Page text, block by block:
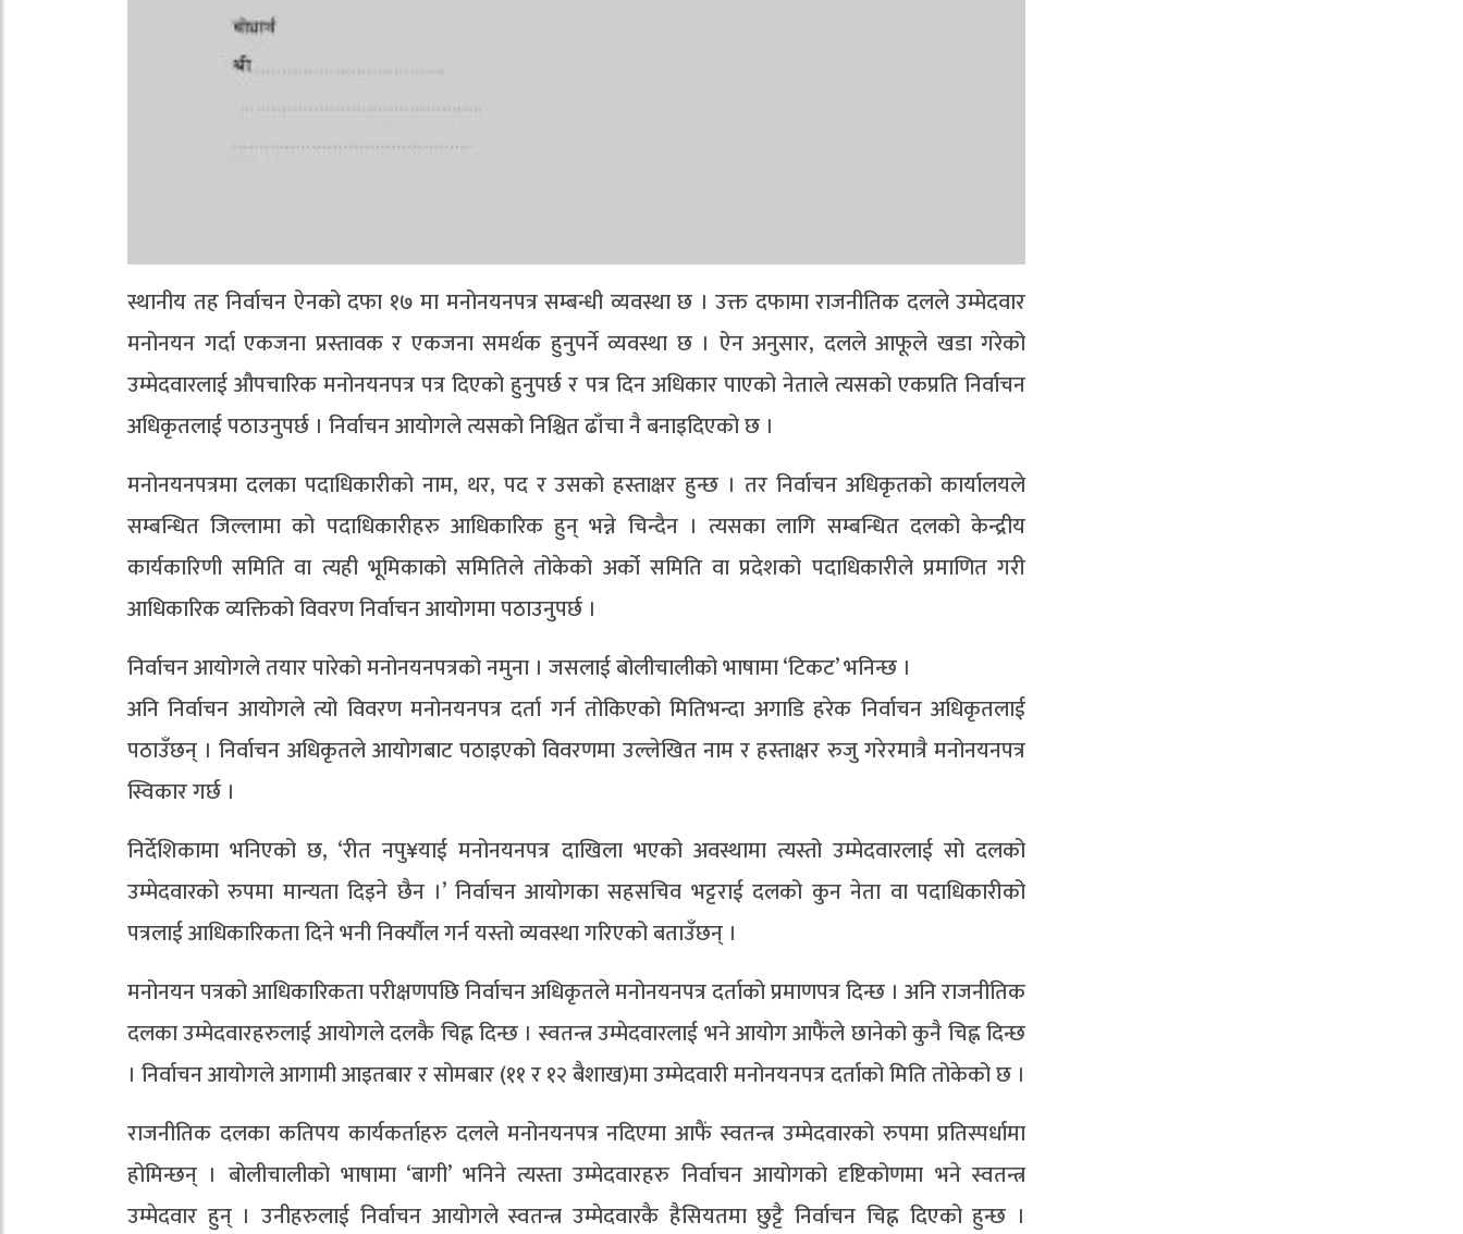
स्थानीय तह निर्वाचन ऐनको दफा १७ मा मनोनयनपत्र सम्बन्धी व्यवस्था छ । उक्त दफामा राजनीतिक दलले उम्मेदवार
मनोनयन गर्दा एकजना प्रस्तावक र एकजना समर्थक हुनुपर्ने व्यवस्था छ । ऐन अनुसार, दलले आफूले खडा गरेको
उम्मेदवारलाई औपचारिक मनोनयनपत्र पत्र दिएको हुनुपर्छ र पत्र दिन अधिकार पाएको नेताले त्यसको एकप्रति निर्वाचन
अधिकृतलाई पठाउनुपर्छ । निर्वाचन आयोगले त्यसको निश्चित ढाँचा नै बनाइदिएको छ ।
मनोनयनपत्रमा दलका पदाधिकारीको नाम, थर, पद र उसको हस्ताक्षर हुन्छ । तर निर्वाचन अधिकृतको कार्यालयले
सम्बन्धित जिल्लामा को पदाधिकारीहरु आधिकारिक हुन् भन्ने चिन्दैन । त्यसका लागि सम्बन्धित दलको केन्द्रीय
कार्यकारिणी समिति वा त्यही भूमिकाको समितिले तोकेको अर्को समिति वा प्रदेशको पदाधिकारीले प्रमाणित गरी
आधिकारिक व्यक्तिको विवरण निर्वाचन आयोगमा पठाउनुपर्छ ।
निर्वाचन आयोगले तयार पारेको मनोनयनपत्रको नमुना । जसलाई बोलीचालीको भाषामा ‘टिकट’ भनिन्छ ।
अनि निर्वाचन आयोगले त्यो विवरण मनोनयनपत्र दर्ता गर्न तोकिएको मितिभन्दा अगाडि हरेक निर्वाचन अधिकृतलाई
पठाउँछन् । निर्वाचन अधिकृतले आयोगबाट पठाइएको विवरणमा उल्लेखित नाम र हस्ताक्षर रुजु गरेरमात्रै मनोनयनपत्र
स्विकार गर्छ ।
निर्देशिकामा भनिएको छ, ‘रीत नपु¥याई मनोनयनपत्र दाखिला भएको अवस्थामा त्यस्तो उम्मेदवारलाई सो दलको
उम्मेदवारको रुपमा मान्यता दिइने छैन ।’ निर्वाचन आयोगका सहसचिव भट्टराई दलको कुन नेता वा पदाधिकारीको
पत्रलाई आधिकारिकता दिने भनी निर्क्यौल गर्न यस्तो व्यवस्था गरिएको बताउँछन् ।
मनोनयन पत्रको आधिकारिकता परीक्षणपछि निर्वाचन अधिकृतले मनोनयनपत्र दर्ताको प्रमाणपत्र दिन्छ । अनि राजनीतिक
दलका उम्मेदवारहरुलाई आयोगले दलकै चिह्न दिन्छ । स्वतन्त्र उम्मेदवारलाई भने आयोग आफैंले छानेको कुनै चिह्न दिन्छ
। निर्वाचन आयोगले आगामी आइतबार र सोमबार (११ र १२ बैशाख)मा उम्मेदवारी मनोनयनपत्र दर्ताको मिति तोकेको छ ।
राजनीतिक दलका कतिपय कार्यकर्ताहरु दलले मनोनयनपत्र नदिएमा आफैं स्वतन्त्र उम्मेदवारको रुपमा प्रतिस्पर्धामा
होमिन्छन् । बोलीचालीको भाषामा ‘बागी’ भनिने त्यस्ता उम्मेदवारहरु निर्वाचन आयोगको दृष्टिकोणमा भने स्वतन्त्र
उम्मेदवार हुन् । उनीहरुलाई निर्वाचन आयोगले स्वतन्त्र उम्मेदवारकै हैसियतमा छुट्टै निर्वाचन चिह्न दिएको हुन्छ ।